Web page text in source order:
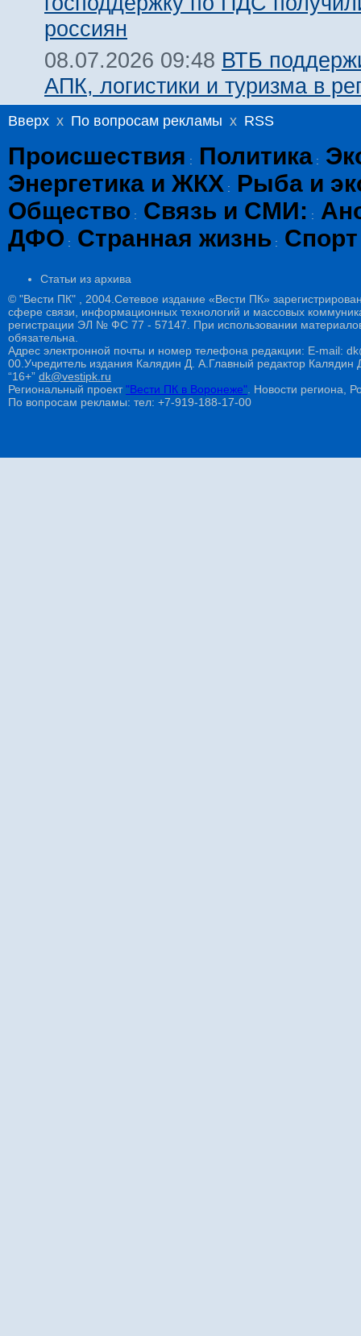
россиян
08.07.2026 09:48 ВТБ
АПК, логистики и туризма в
Вверх x По вопросам рекламы x RSS
Происшествия : Политика :
Энергетика и ЖКХ :
Рыба и
Общество : Связь и СМИ: :
ДФО : Странная жизнь : Спорт
Статьи из архива
© "Вести ПК" , 2004.Сетевое издание «Вести ПК»
сфере связи, информационных технологий и массовых
регистрации ЭЛ № ФС 77 - 57147. При использовании
обязательна.
Адрес электронной почты и номер телефона редакции: E-mail:
00.Учредитель издания Калядин Д. А.Главный редактор
“16+” dk@vestipk.ru
Региональный проект"Вести ПК в Воронеже" . Новости региона,
По вопросам рекламы: тел: +7-919-188-17-00